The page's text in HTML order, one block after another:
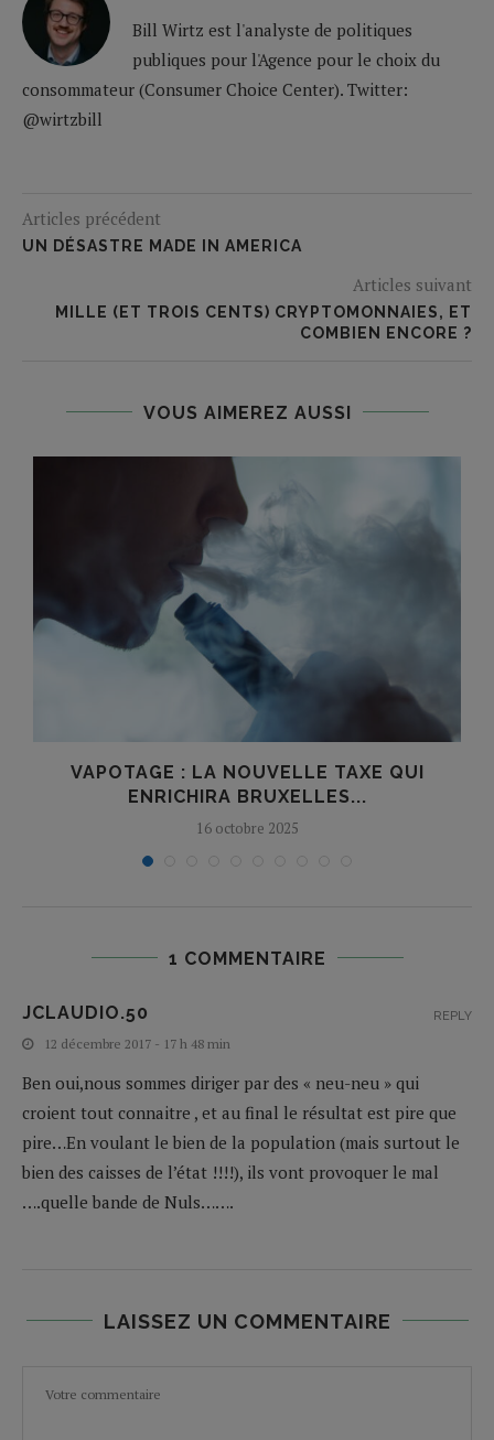
Bill Wirtz est l'analyste de politiques
publiques pour l'Agence pour le choix du
consommateur (Consumer Choice Center). Twitter:
@wirtzbill
Articles précédent
UN DÉSASTRE MADE IN AMERICA
Articles suivant
MILLE (ET TROIS CENTS) CRYPTOMONNAIES, ET
COMBIEN ENCORE ?
VOUS AIMEREZ AUSSI
VAPOTAGE : LA NOUVELLE TAXE QUI
ENRICHIRA BRUXELLES...
16 octobre 2025
1 COMMENTAIRE
JCLAUDIO.50
12 décembre 2017 - 17 h 48 min
Ben oui,nous sommes diriger par des « neu-neu » qui
croient tout connaitre , et au final le résultat est pire que
pire…En voulant le bien de la population (mais surtout le
bien des caisses de l’état !!!!), ils vont provoquer le mal
….quelle bande de Nuls…….
REPLY
LAISSEZ UN COMMENTAIRE